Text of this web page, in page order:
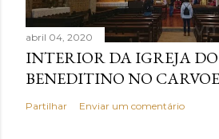
abril 04, 2020
INTERIOR DA IGREJA
BENEDITINO NO
Partilhar Enviar um comentário